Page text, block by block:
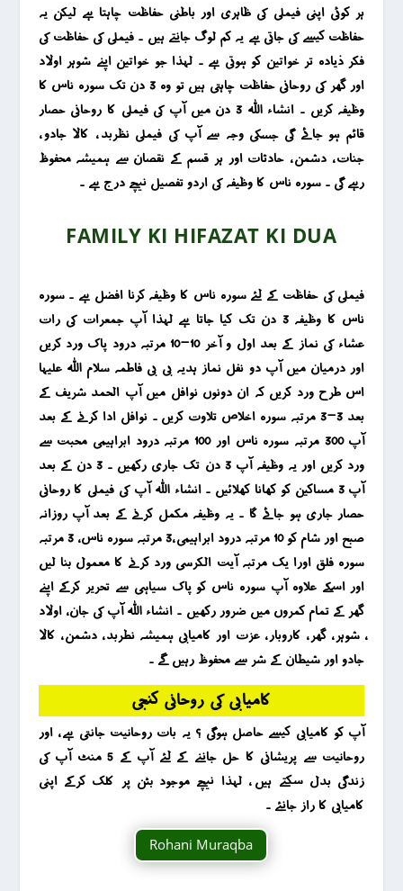
ہر کوئی اپنی فیملی کی ظاہری اور باطنی حفاظت چاہتا ہے لیکن یہ
حفاظت کیسے کی جاتی ہے یہ کم لوگ جانتے ہیں ۔ فیملی کی حفاظت کی
فکر ذیادہ تر خواتین کو ہوتی ہے ۔ لہذا جو خواتین اپنے شوہر اولاد
اور گھر کی روحانی حفاظت چاہتی ہیں تو وہ 3 دن تک سورہ ناس کا
وظیفہ کریں ۔ انشاء اللہ 3 دن میں آپ کی فیملی کا روحانی حصار
قائم ہو جائے گی جسکی وجہ سے آپ کی فیملی نظربد ، کالا جادو ،
جنات ، دشمن ، حادثات اور ہر قسم کے نقصان سے ہمیشہ محفوظ
رہے گی ۔ سورہ ناس کا وظیفہ کی اردو تفصیل نیچے درج ہے ۔
FAMILY KI HIFAZAT KI DUA
فیملی کی حفاظت کے لئے سورہ ناس کا وظیفہ کرنا افضل ہے ۔ سورہ
ناس کا وظیفہ 3 دن تک کیا جاتا ہے لہذا آپ جمعرات کی رات
عشاء کی نماز کے بعد اول و آخر 10-10 مرتبہ درود پاک ورد کریں
اور درمیان میں آپ دو نفل نماز ہدیہ بی بی فاطمہ سلام اللہ علیہا
اس طرح ورد کریں کہ ان دونوں نوافل میں آپ الحمد شریف کے
بعد 3-3 مرتبہ سورہ اخلاص تلاوت کریں ۔ نوافل ادا کرنے کے بعد
آپ 300 مرتبہ سورہ ناس اور 100 مرتبہ درود ابراہیمی محبت سے
ورد کریں اور یہ وظیفہ آپ 3 دن تک جاری رکھیں ۔ 3 دن کے بعد
آپ 3 مساکین کو کھانا کھلائیں ۔ انشاء اللہ آپ کی فیملی کا روحانی
حصار جاری ہو جائے گا ۔ یہ وظیفہ مکمل کرنے کے بعد آپ روزانہ
صبح اور شام کو 10 مرتبہ درود ابراہیمی ،3 مرتبہ سورہ ناس ، 3 مرتبہ
سورہ فلق اورا یک مرتبہ آیت الکرسی ورد کرنے کا معمول بنا لیں
اور اسکے علاوہ آپ سورہ ناس کو پاک سیاہی سے تحریر کرکے اپنے
گھر کے تمام کمروں میں ضرور رکھیں ۔ انشاء اللہ آپ کی جان ، اولاد
، شوہر ، گھر ، کاروبار ، عزت اور کامیابی ہمیشہ نطربد ، دشمن ، کالا
جادو اور شیطان کے شر سے محفوظ رہیں گے ۔
کامیابی کی روحانی کنجی
آپ کو کامیابی کیسے حاصل ہوگی ؟ یہ بات روحانیت جانتی ہے ، اور
روحانیت سے پریشانی کا حل جاننے کے لئے آپ کے 5 منٹ آپ کی
زندگی بدل سکتے ہیں ، لہذا نیچے موجود بٹن پر کلک کرکے اپنی
کامیابی کا راز جانئے ۔
Rohani Muraqba